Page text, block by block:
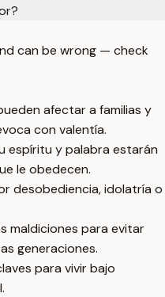
can be wrong — check
afectar a familias y
con valentía.
espíritu y palabra estarán
le obedecen.
desobediencia, idolatría o
maldiciones para evitar
generaciones.
para vivir bajo